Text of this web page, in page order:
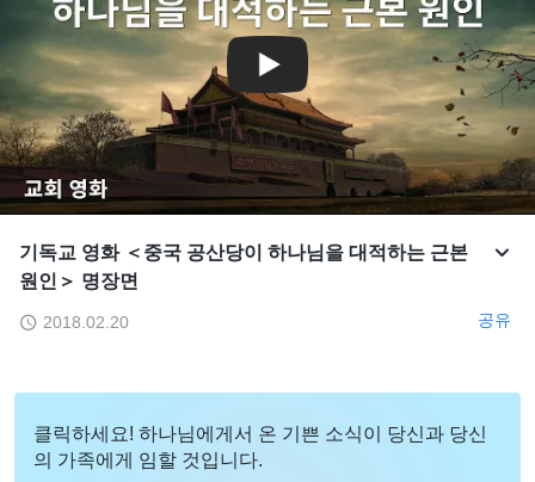
기독교 영화 ＜중국 공산당이 하나님을 대적하는 근본
원인＞ 명장면
2018.02.20 공유
클릭하세요! 하나님에게서 온 기쁜 소식이 당신과 당신
의 가족에게 임할 것입니다.